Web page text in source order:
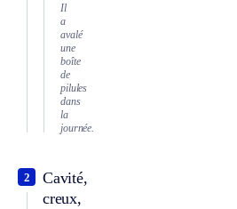
Il
a
avalé
une
boîte
de
pilules
dans
la
journée.
Cavité,
creux,
2